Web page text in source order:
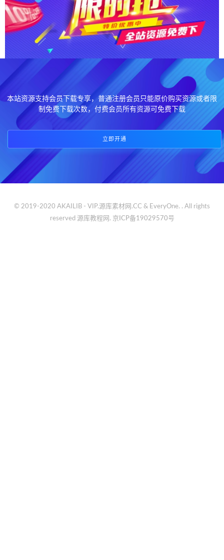
本站资源支持会员下载专享，普通注册会员只能原价购买资源或者限
制免费下载次数，付费会员所有资源可免费下载
立即开通
© 2019-2020 AKAILIB - VIP.源库素材网.CC & EveryOne. . All rights
reserved 源库教程网. 京ICP备19029570号